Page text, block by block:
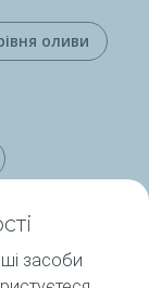
оливи
засоби